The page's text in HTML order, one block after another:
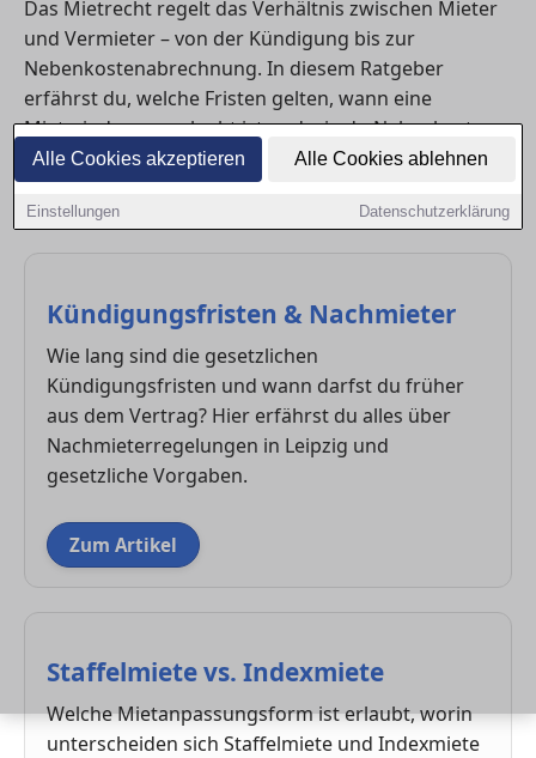
Alle Cookies akzeptieren Alle Cookies ablehnen
Einstellungen Datenschutzerklärung
Das Mietrecht regelt das Verhältnis zwischen Mieter
und Vermieter – von der Kündigung bis zur
Nebenkostenabrechnung. In diesem Ratgeber
erfährst du, welche Fristen gelten, wann eine
Mietminderung erlaubt ist und wie du Nebenkosten
rechtssicher prüfst in Leipzig. Außerdem klären wir
den Unterschied zwischen Staffelmiete und
Indexmiete.
Kündigungsfristen & Nachmieter
Wie lang sind die gesetzlichen
Kündigungsfristen und wann darfst du früher
aus dem Vertrag? Hier erfährst du alles über
Nachmieterregelungen in Leipzig und
gesetzliche Vorgaben.
Zum Artikel
Staffelmiete vs. Indexmiete
Welche Mietanpassungsform ist erlaubt, worin
unterscheiden sich Staffelmiete und Indexmiete